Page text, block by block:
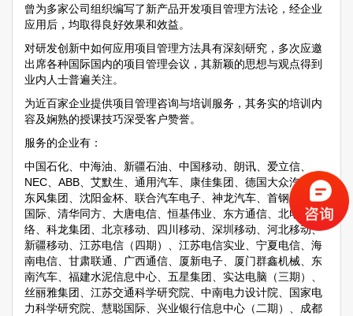
曾为多家公司组织编写了新产品开发项目管理方法论，经企业
应用后，均取得良好效果和效益。
对研发创新中如何应用项目管理方法具有深刻研究，多次应邀
出席各种国际国内的项目管理会议，其新颖的思想与观点得到
业内人士普遍关注。
为近百家企业提供项目管理咨询与培训服务，其务实的培训内
容及娴熟的授课技巧深受客户赞誉。
服务的企业有：
中国石化、中海油、新疆石油、中国移动、朗讯、爱立信、
NEC、ABB、艾默生、通用汽车、康佳集团、德国大众汽车、
东风集团、沈阳金杯、联合汽车电子、神龙汽车、首钢、宝钢
国际、清华同方、大唐电信、恒基伟业、东方通信、北电网
络、科龙集团、北京移动、四川移动、深圳移动、河北移动、
新疆移动、江苏电信（四期）、江苏电信实业、宁夏电信、海
南电信、甘肃联通、广西通信、厦新电子、厦门群鑫机械、东
南汽车、福建水泥信息中心、五星集团、实达电脑（三期）、
丝丽雅集团、江苏交通科学研究院、中南电力设计院、国家电
力科学研究院、慧聪国际、兴业银行信息中心（二期）、成都